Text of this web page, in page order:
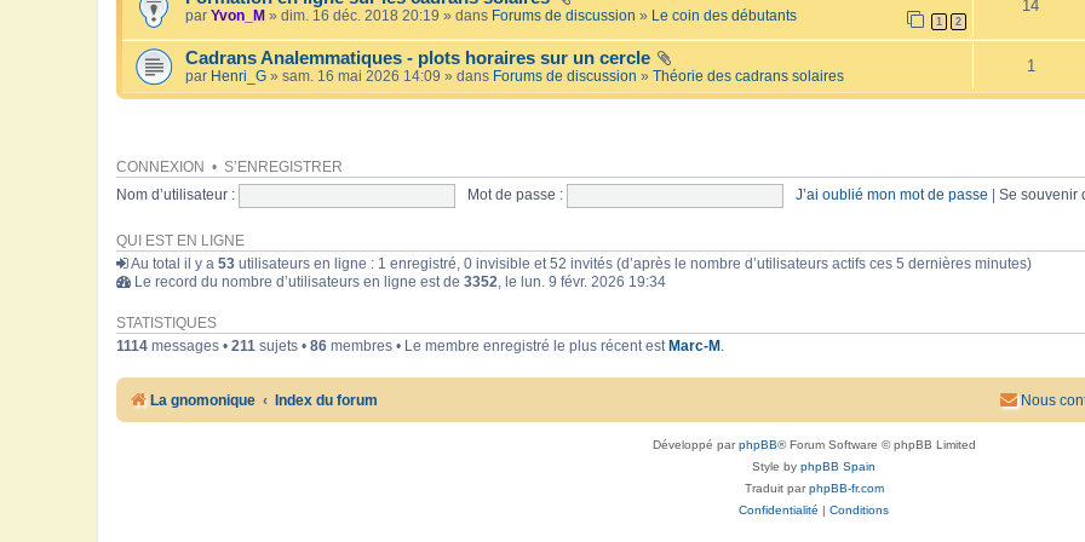
i
l
e
l
a
i
s
1 2
par Yvon_M » dim. 16 déc. 2018 20:19 » dans Forums de discussion » Le coin des débutants
14
Cadrans Analemmatiques - plots horaires sur un cercle
par Henri_G » sam. 16 mai 2026 14:09 » dans Forums de discussion » Théorie des cadrans solaires
1
CONNEXION • S’ENREGISTRER
Nom d’utilisateur : Mot de passe : J’ai oublié mon mot de passe Se souvenir
QUI EST EN LIGNE
Au total il y a 53 utilisateurs en ligne : 1 enregistré, 0 invisible et 52 invités (d’après le nombre d’utilisateurs actifs ces 5 dernières minutes)
Le record du nombre d’utilisateurs en ligne est de 3352 , le lun. 9 févr. 2026 19:34
STATISTIQUES
1114 messages • 211 sujets • 86 membres • Le membre enregistré le plus récent est Marc-M
La gnomonique Index du forum Nous
Développé parphpBB® Forum Software © phpBB Limited
Style by phpBB Spain
Traduit parphpBB-fr.com
Confidentialité | Conditions